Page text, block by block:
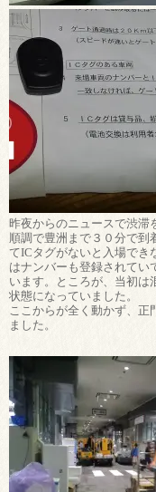
昨夜からのニュースで渋滞
順調で豊洲まで３０分で
てICタグがないと入場でき
はナンバーも登録されてい
います。ところが、当初は
状態になっていました。
ここからが全く動かず、
ました。